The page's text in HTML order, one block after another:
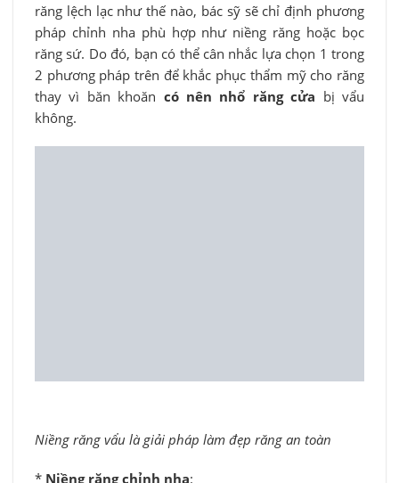
răng lệch lạc như thế nào, bác sỹ sẽ chỉ định phương
pháp chỉnh nha phù hợp như niềng răng hoặc bọc
răng sứ. Do đó, bạn có thể cân nhắc lựa chọn 1 trong
2 phương pháp trên để khắc phục thẩm mỹ cho răng
thay vì băn khoăn có nên nhổ răng cửa bị vẩu
không.
Niềng răng vẩu là giải pháp làm đẹp răng an toàn
* Niềng răng chỉnh nha: